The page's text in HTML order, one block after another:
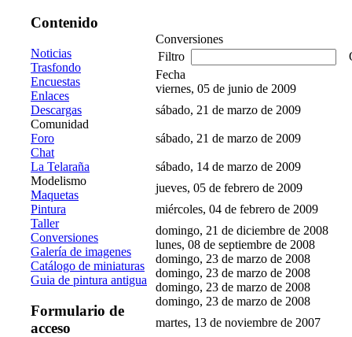
Contenido
Noticias
Trasfondo
Encuestas
Enlaces
Descargas
Comunidad
Foro
Chat
La Telaraña
Modelismo
Maquetas
Pintura
Taller
Conversiones
Galería de imagenes
Catálogo de miniaturas
Guia de pintura antigua
Formulario de
acceso
Conversiones
Filtro
Fecha
viernes, 05 de junio de 2009
sábado, 21 de marzo de 2009
sábado, 21 de marzo de 2009
sábado, 14 de marzo de 2009
jueves, 05 de febrero de 2009
miércoles, 04 de febrero de 2009
domingo, 21 de diciembre de 2008
lunes, 08 de septiembre de 2008
domingo, 23 de marzo de 2008
domingo, 23 de marzo de 2008
domingo, 23 de marzo de 2008
domingo, 23 de marzo de 2008
martes, 13 de noviembre de 2007